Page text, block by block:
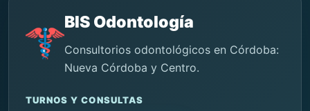
BIS Odontología
Consultorios odontológicos en Córdoba:
Nueva Córdoba y Centro.
TURNOS Y CONSULTAS